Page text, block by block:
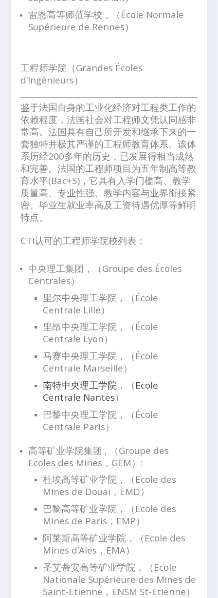
雷恩高等师范学校，（École Normale
Supérieure de Rennes）
工程师学院（Grandes Écoles
d’Ingénieurs）
鉴于法国自身的工业化经济对工程类工作的
依赖程度，法国社会对工程师文凭认同感非
常高。法国具有自己所开发和继承下来的一
套独特并极其严谨的工程师教育体系。该体
系历经200多年的历史，已发展得相当成熟
和完善。法国的工程师项目为五年制高等教
育水平(Bac+5)，它具有入学门槛高、教学
质量高、专业性强、教学内容与业界衔接紧
密、毕业生就业率高及工资待遇优厚等鲜明
特点。
CTI认可的工程师学院校列表：
中央理工集团，（Groupe des Écoles
Centrales）
里尔中央理工学院，（École
Centrale Lille）
里昂中央理工学院，（École
Centrale Lyon）
马赛中央理工学院，（École
Centrale Marseille）
南特中央理工学院 ，（ Ecole
Centrale Nantes）
巴黎中央理工学院，（École
Centrale Paris）
高等矿业学院集团 , （Groupe des
Ecoles des Mines，GEM）:
杜埃高等矿业学院，（Ecole des
Mines de Douai，EMD）
巴黎高等矿业学院，（Ecole des
Mines de Paris，EMP）
阿莱斯高等矿业学院，（Ecole des
Mines d’Ales，EMA）
圣艾蒂安高等矿业学院，（Ecole
Nationale Supérieure des Mines de
Saint-Etienne，ENSM St-Etienne）